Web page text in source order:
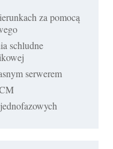
za pomocą
schludne
serwerem